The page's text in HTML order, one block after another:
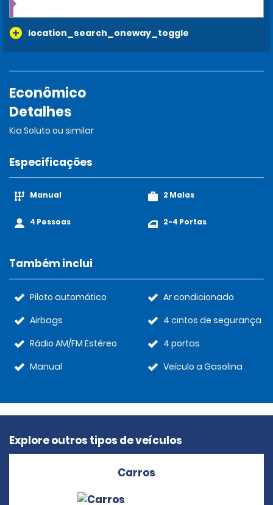
location_search_oneway_toggle
Econômico
Detalhes
Kia Soluto ou similar
Especificações
Manual
4 Pessoas
2 Malas
2-4 Portas
Também inclui
Piloto automático
Airbags
Rádio AM/FM Estéreo
Manual
Ar condicionado
4 cintos de segurança
4 portas
Veículo a Gasolina
Explore outros tipos de veículos
Carros